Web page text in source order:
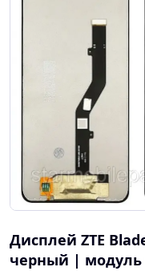
Дисплей ZTE
черный | модуль